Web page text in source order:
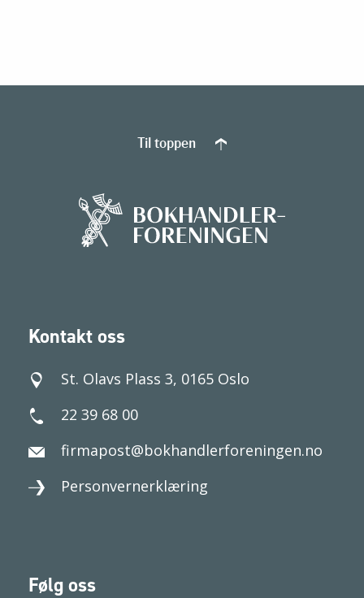
Kontakt oss
St. Olavs Plass 3, 0165 Oslo
22 39 68 00
firmapost@bokhandlerforeningen.no
Personvernerklæring
Følg oss
Til toppen